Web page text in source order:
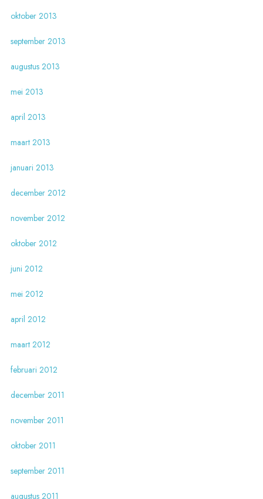
oktober 2013
september 2013
augustus 2013
mei 2013
april 2013
maart 2013
januari 2013
december 2012
november 2012
oktober 2012
juni 2012
mei 2012
april 2012
maart 2012
februari 2012
december 2011
november 2011
oktober 2011
september 2011
augustus 2011